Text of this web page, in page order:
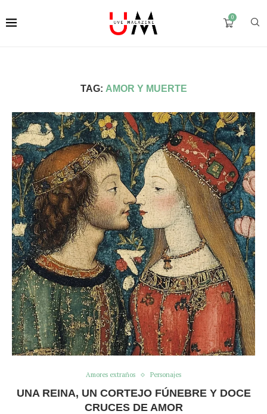
0
TAG: AMOR Y MUERTE
Amores extraños Personajes
UNA REINA, UN CORTEJO FÚNEBRE Y DOCE
CRUCES DE AMOR